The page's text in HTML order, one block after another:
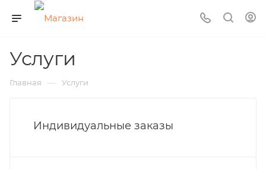
Услуги
Главная — Услуги
Индивидуальные заказы